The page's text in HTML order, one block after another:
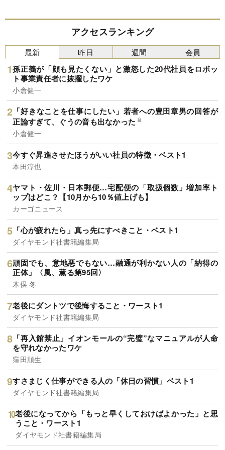
アクセスランキング
最新
孫正義が「顔も見たくない」と激怒した20代社員をロボッ
ト事業責任者に抜擢したワケ
小倉健一
「好きなことを仕事にしたい」若者への豊田章男の回答が
正論すぎて、ぐうの音も出なかった
小倉健一
今すぐ昇進させたほうがいい社員の特徴・ベスト1
本田淳也
ヤマト・佐川・日本郵便…宅配便の「取扱個数」増加率ト
ップはどこ？【10月から10％値上げも】
カーゴニュース
「心が疲れたら」真っ先にすべきこと・ベスト1
ダイヤモンド社書籍編集局
頑固でも、意地悪でもない…融通が利かない人の「納得の
正体」〈風、薫る第95回〉
木俣 冬
老後にダントツで後悔すること・ワースト1
ダイヤモンド社書籍編集局
「再入館禁止」イオンモールの“完璧”なマニュアルが人命
を守れなかったワケ
窪田順生
すさまじく仕事ができる人の「休日の習慣」ベスト1
ダイヤモンド社書籍編集局
老後になってから「もっと早くしておけばよかった」と思
うこと・ワースト1
ダイヤモンド社書籍編集局
昨日 週間 会員